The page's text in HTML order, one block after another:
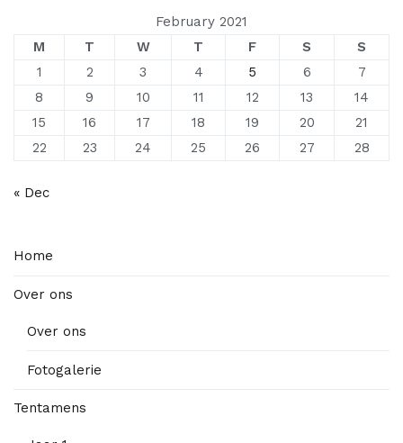
February 2021
M
T W T F S
S
1
2 3 4 5 6
7
8
9 10 11 12 13
14
15
16 17 18 19 20
21
22
23 24 25 26 27 28
« Dec
Home
Over ons
Over ons
Fotogalerie
Tentamens